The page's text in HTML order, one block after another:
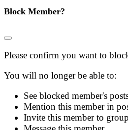
Block Member?
Please confirm you want to
You will no longer be able to:
See blocked member's
Mention this member in
Invite this member to